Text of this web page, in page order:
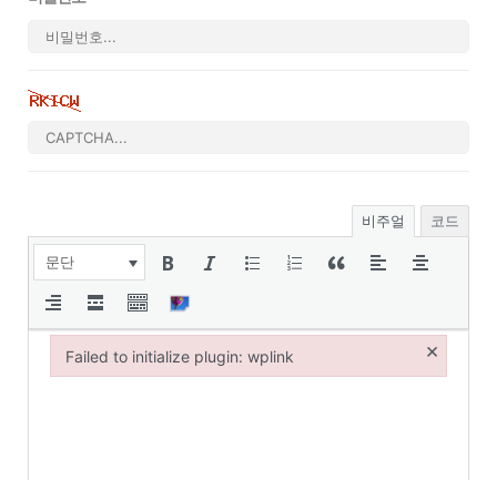
비주얼 코드
문단
Failed to initialize plugin: wplink ×
Failed to initialize plugin: wplink